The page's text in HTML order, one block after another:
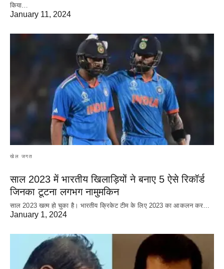
किया…
January 11, 2024
खेल जगत
साल 2023 में भारतीय खिलाड़ियों ने बनाए 5 ऐसे रिकॉर्ड
जिनका टूटना लगभग नामुमकिन
साल 2023 खत्म हो चुका है। भारतीय क्रिकेट‌ टीम के लिए 2023 का आकलन कर…
January 1, 2024